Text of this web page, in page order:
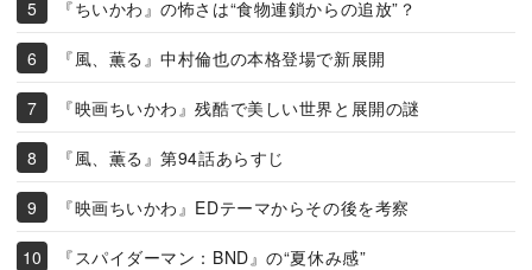
『ちいかわ』の怖さは“食物連鎖からの追放”？
『風、薫る』中村倫也の本格登場で新展開
『映画ちいかわ』残酷で美しい世界と展開の謎
『風、薫る』第94話あらすじ
『映画ちいかわ』EDテーマからその後を考察
『スパイダーマン：BND』の“夏休み感”